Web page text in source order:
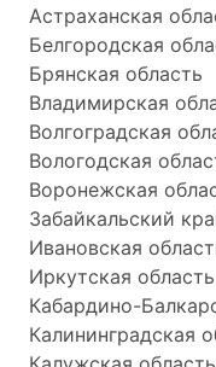
Астраханская
Белгородская
Брянская область
Владимирская
Волгоградская
Вологодская
Воронежская
Забайкальский
Ивановская
Иркутская область
Кабардино-
Калининградская